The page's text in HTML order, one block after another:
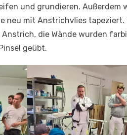
und grundieren. Außerdem
neu mit Anstrichvlies
Anstrich, die Wände wurden
geübt.